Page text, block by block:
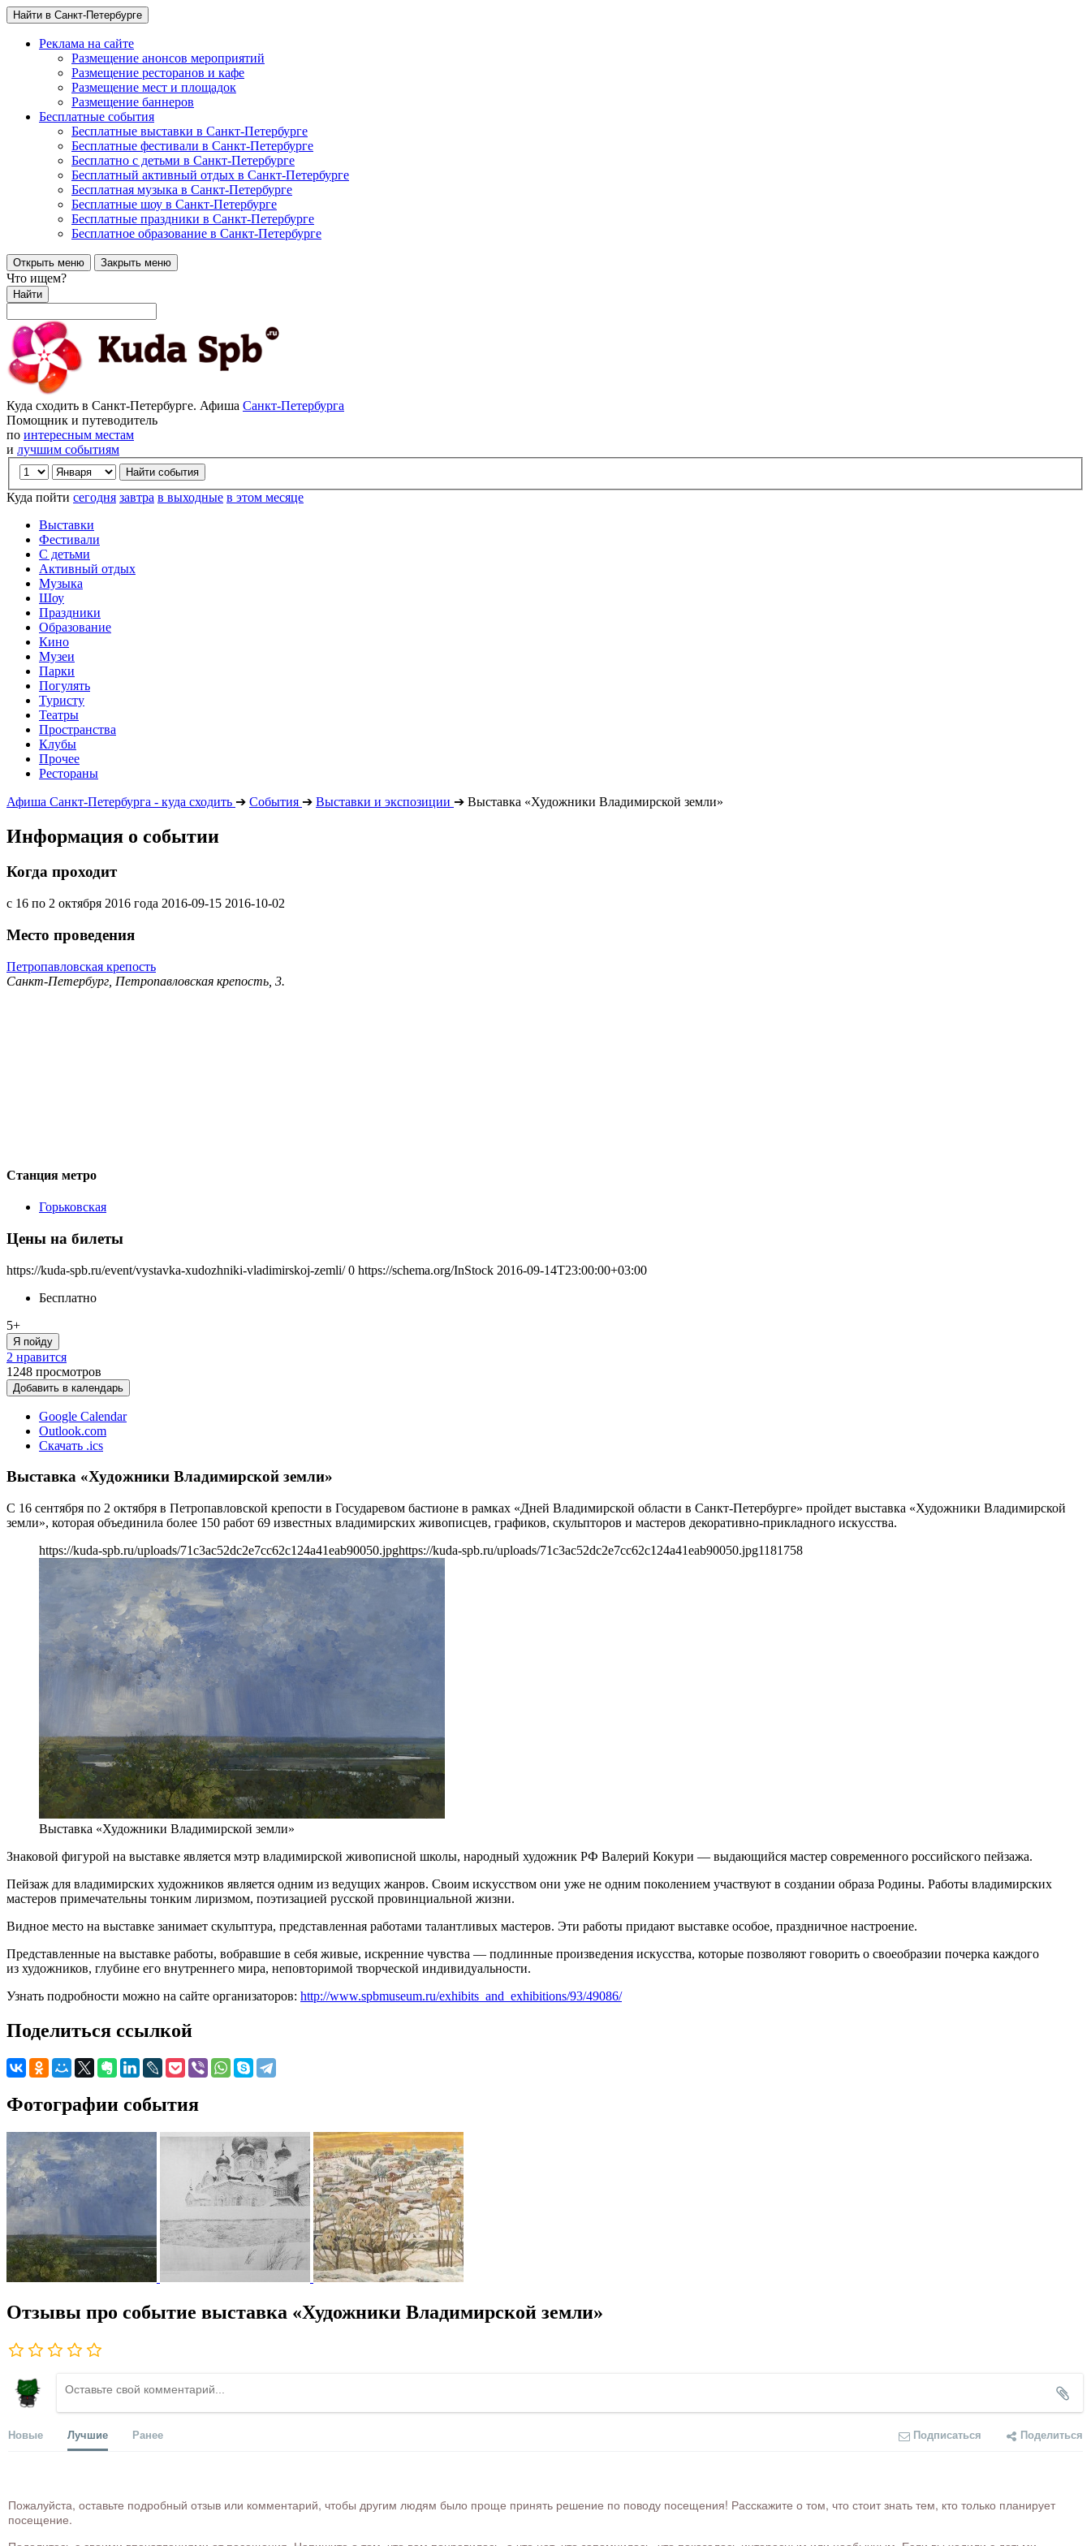
Найти в Санкт-Петербурге
Реклама на сайте
Размещение анонсов мероприятий
Размещение ресторанов и кафе
Размещение мест и площадок
Размещение баннеров
Бесплатные события
Бесплатные выставки в Санкт-Петербурге
Бесплатные фестивали в Санкт-Петербурге
Бесплатно с детьми в Санкт-Петербурге
Бесплатный активный отдых в Санкт-Петербурге
Бесплатная музыка в Санкт-Петербурге
Бесплатные шоу в Санкт-Петербурге
Бесплатные праздники в Санкт-Петербурге
Бесплатное образование в Санкт-Петербурге
Открыть меню Закрыть меню
Что ищем?
Найти
Куда сходить в Санкт-Петербурге. Афиша Санкт-Петербурга
Помощник и путеводитель
по интересным местам
и лучшим событиям
Куда пойти сегодня завтра в выходные в этом месяце
Выставки
Фестивали
С детьми
Активный отдых
Музыка
Шоу
Праздники
Образование
Кино
Музеи
Парки
Погулять
Туристу
Театры
Пространства
Клубы
Прочее
Рестораны
Афиша Санкт-Петербурга - куда сходить ➔ События ➔ Выставки и экспозиции ➔ Выставка «Художники Владимирской земли»
Информация о событии
Когда проходит
с 16 по 2 октября 2016 года 2016-09-15 2016-10-02
Место проведения
Петропавловская крепость
Санкт-Петербург, Петропавловская крепость, 3.
Станция метро
Горьковская
Цены на билеты
https://kuda-spb.ru/event/vystavka-xudozhniki-vladimirskoj-zemli/ 0 https://schema.org/InStock 2016-09-14T23:00:00+03:00
Бесплатно
5+
Я пойду
2 нравится
1248 просмотров
Добавить в календарь
Google Calendar
Outlook.com
Скачать .ics
Выставка «Художники Владимирской земли»
С 16 сентября по 2 октября в Петропавловской крепости в Государевом бастионе в рамках «Дней Владимирской области в Санкт-Петербурге» пройдет выставка «Художники Владимирской
земли», которая объединила более 150 работ 69 известных владимирских живописцев, графиков, скульпторов и мастеров декоративно-прикладного искусства.
https://kuda-spb.ru/uploads/71c3ac52dc2e7cc62c124a41eab90050.jpghttps://kuda-spb.ru/uploads/71c3ac52dc2e7cc62c124a41eab90050.jpg1181 758
Выставка «Художники Владимирской земли»
Знаковой фигурой на выставке является мэтр владимирской живописной школы, народный художник РФ Валерий Кокури — выдающийся мастер современного российского пейзажа.
Пейзаж для владимирских художников является одним из ведущих жанров. Своим искусством они уже не одним поколением участвуют в создании образа Родины. Работы владимирских
мастеров примечательны тонким лиризмом, поэтизацией русской провинциальной жизни.
Видное место на выставке занимает скульптура, представленная работами талантливых мастеров. Эти работы придают выставке особое, праздничное настроение.
Представленные на выставке работы, вобравшие в себя живые, искренние чувства — подлинные произведения искусства, которые позволяют говорить о своеобразии почерка каждого
из художников, глубине его внутреннего мира, неповторимой творческой индивидуальности.
Узнать подробности можно на сайте организаторов: http://www.spbmuseum.ru/exhibits_and_exhibitions/93/49086/
Поделиться ссылкой
Фотографии события
Отзывы про событие выставка «Художники Владимирской земли»
Новые Лучшие Ранее Подписаться Поделиться
Пожалуйста, оставьте подробный отзыв или комментарий, чтобы другим людям было проще принять решение по поводу посещения! Расскажите о том, что стоит знать тем, кто только планирует
посещение.